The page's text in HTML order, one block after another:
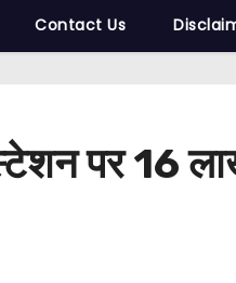
Contact Us
पर 16